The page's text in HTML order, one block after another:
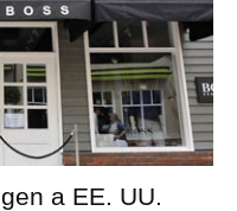
a EE. UU.